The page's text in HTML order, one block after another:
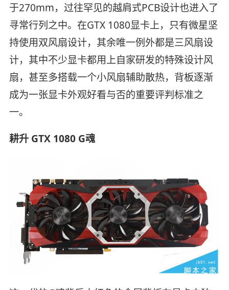
于270mm，过往罕见的越肩式PCB设计也进入了
寻常行列之中。在GTX 1080显卡上，只有微星坚
持使用双风扇设计，其余唯一例外都是三风扇设
计，其中不少显卡都用上自家研发的特殊设计风
扇，甚至多搭载一个小风扇辅助散热，背板逐渐
成为一张显卡外观好看与否的重要评判标准之
一。
耕升 GTX 1080 G魂